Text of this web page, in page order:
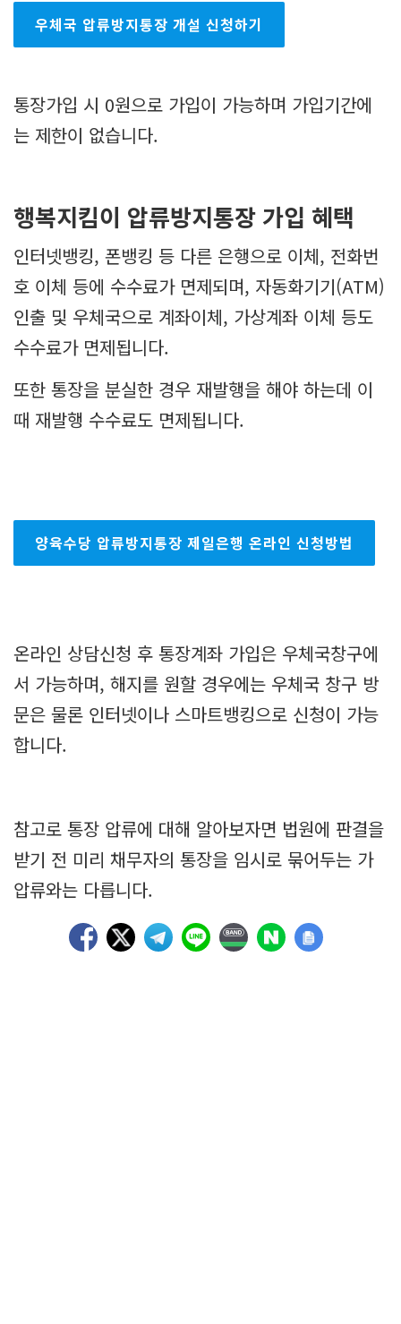
우체국 압류방지통장 개설 신청하기
통장가입 시 0원으로 가입이 가능하며 가입기간에
는 제한이 없습니다.
행복지킴이 압류방지통장 가입 혜택
인터넷뱅킹, 폰뱅킹 등 다른 은행으로 이체, 전화번
호 이체 등에 수수료가 면제되며, 자동화기기(ATM)
인출 및 우체국으로 계좌이체, 가상계좌 이체 등도
수수료가 면제됩니다.
또한 통장을 분실한 경우 재발행을 해야 하는데 이
때 재발행 수수료도 면제됩니다.
양육수당 압류방지통장 제일은행 온라인 신청방법
온라인 상담신청 후 통장계좌 가입은 우체국창구에
서 가능하며, 해지를 원할 경우에는 우체국 창구 방
문은 물론 인터넷이나 스마트뱅킹으로 신청이 가능
합니다.
참고로 통장 압류에 대해 알아보자면 법원에 판결을
받기 전 미리 채무자의 통장을 임시로 묶어두는 가
압류와는 다릅니다.